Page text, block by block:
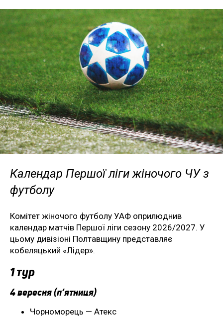
Календар Першої ліги жіночого ЧУ з
футболу
Комітет жіночого футболу УАФ оприлюднив
календар матчів Першої ліги сезону 2026/2027. У
цьому дивізіоні Полтавщину представляє
кобеляцький «Лідер».
1 тур
4 вересня (п’ятниця)
Чорноморець — Атекс